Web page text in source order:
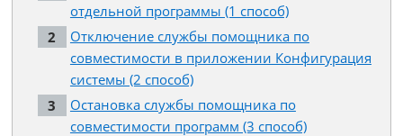
отдельной программы (1 способ)
Отключение службы помощника по
совместимости в приложении Конфигурация
системы (2 способ)
Остановка службы помощника по
совместимости программ (3 способ)